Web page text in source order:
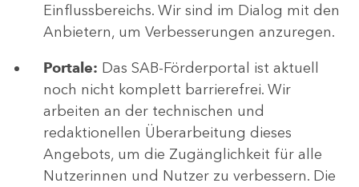
Einflussbereichs. Wir sind im Dialog mit den
Anbietern, um Verbesserungen anzuregen.
Portale: Das SAB-Förderportal ist aktuell
noch nicht komplett barrierefrei. Wir
arbeiten an der technischen und
redaktionellen Überarbeitung dieses
Angebots, um die Zugänglichkeit für alle
Nutzerinnen und Nutzer zu verbessern. Die